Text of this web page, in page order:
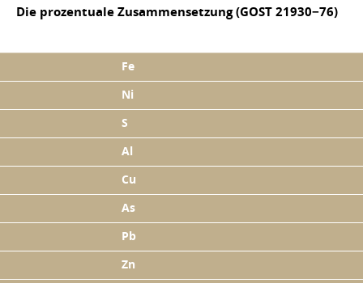
Die prozentuale Zusammensetzung (GOST 21930−76)
Fe
Ni
S
Al
Cu
As
Pb
Zn